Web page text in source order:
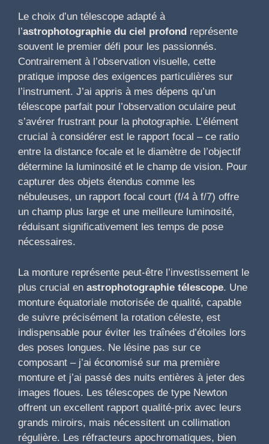
Le choix d’un télescope adapté à
l’astrophotographie du ciel profond représente
souvent le premier défi pour les passionnés.
Contrairement à l’observation visuelle, cette
pratique impose des exigences particulières sur
l’instrument. J’ai appris à mes dépens qu’un
télescope parfait pour l’observation oculaire peut
s’avérer frustrant pour la photographie. L’élément
crucial à considérer est le rapport focal – ce ratio
entre la distance focale et le diamètre de l’objectif
détermine la luminosité et le champ de vision. Pour
capturer des objets étendus comme les
nébuleuses, un rapport focal court (f/4 à f/7) offre
un champ plus large et une meilleure luminosité,
réduisant significativement les temps de pose
nécessaires.
La monture représente peut-être l’investissement le
plus crucial en astrophotographie télescope. Une
monture équatoriale motorisée de qualité, capable
de suivre précisément la rotation céleste, est
indispensable pour éviter les traînées d’étoiles lors
des poses longues. Ne lésine pas sur ce
composant – j’ai économisé sur ma première
monture et j’ai passé des nuits entières à jeter des
images floues. Les télescopes de type Newton
offrent un excellent rapport qualité-prix avec leurs
grands miroirs, mais nécessitent un collimation
régulière. Les réfracteurs apochromatiques, bien